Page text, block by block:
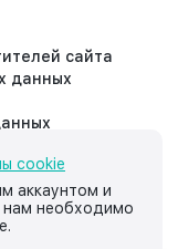
сайта
данных
третьим
cookie
аккаунтом и
нам необходимо